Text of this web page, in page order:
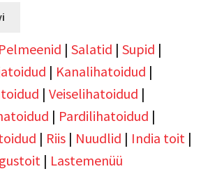
Pelmeenid | Salatid | Supid |
| Kanalihatoidud |
| Veiselihatoidud |
| Pardilihatoidud |
| Riis | Nuudlid | India toit |
| Lastemenüü